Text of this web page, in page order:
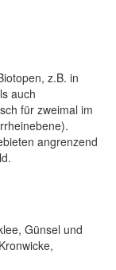
z.B. in
auch
für zweimal im
angrenzend
Günsel und